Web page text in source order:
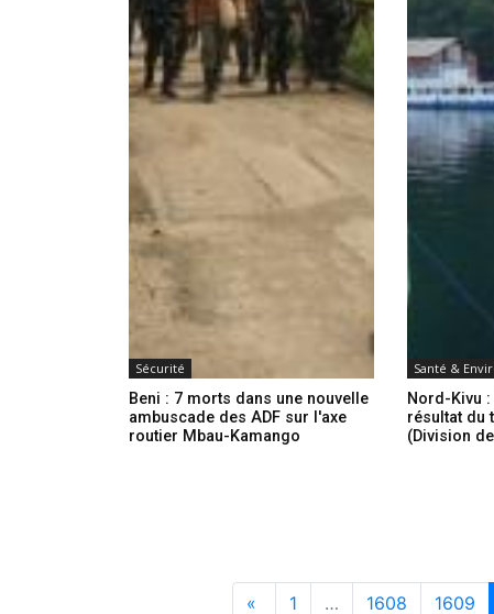
Sécurité
Beni : 7 morts dans une nouvelle
ambuscade des ADF sur l'axe
routier Mbau-Kamango
Santé &
Nord-Kivu
résultat du
(Division
« 1 … 1608 1609